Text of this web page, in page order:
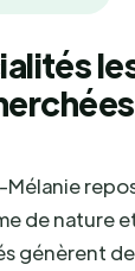
de nature
génèrent